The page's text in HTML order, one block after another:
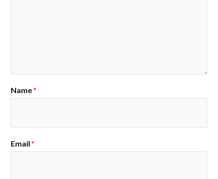
Name*
Email *